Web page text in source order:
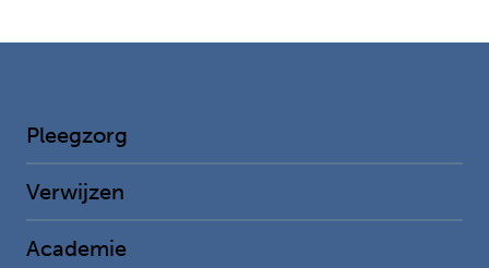
Pleegzorg
Verwijzen
Academie